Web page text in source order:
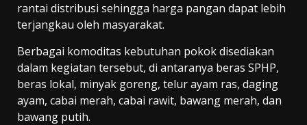
rantai distribusi sehingga harga pangan dapat lebih
terjangkau oleh masyarakat.
Berbagai komoditas kebutuhan pokok disediakan
dalam kegiatan tersebut, di antaranya beras SPHP,
beras lokal, minyak goreng, telur ayam ras, daging
ayam, cabai merah, cabai rawit, bawang merah, dan
bawang putih.